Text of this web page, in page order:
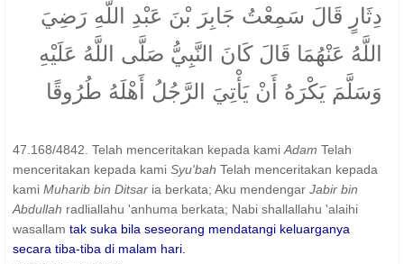
دِثَارٍ قَالَ سَمِعْتُ جَابِرَ بْنَ عَبْدِ اللَّهِ رَضِيَ
اللَّهُ عَنْهُمَا قَالَ كَانَ النَّبِيُّ صَلَّى اللَّهُ عَلَيْهِ
وَسَلَّمَ يَكْرَهُ أَنْ يَأْتِيَ الرَّجُلُ أَهْلَهُ طُرُوقًا
47.168/4842. Telah menceritakan kepada kami Adam Telah
menceritakan kepada kami Syu'bah Telah menceritakan kepada
kami Muharib bin Ditsar ia berkata; Aku mendengar Jabir bin
Abdullah radliallahu 'anhuma berkata; Nabi shallallahu 'alaihi
wasallam tak suka bila seseorang mendatangi keluarganya
secara tiba-tiba di malam hari.